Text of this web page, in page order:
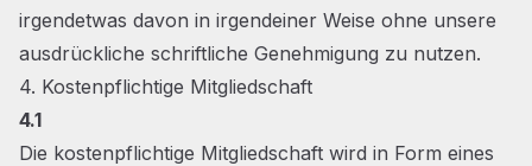
irgendetwas davon in irgendeiner Weise ohne unsere
ausdrückliche schriftliche Genehmigung zu nutzen.
4. Kostenpflichtige Mitgliedschaft
4.1
Die kostenpflichtige Mitgliedschaft wird in Form eines